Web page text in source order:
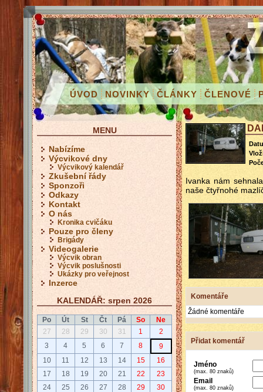
ÚVOD NOVINKY ČLÁNKY ČLENOVÉ
Ivanka nám
naše čtyřnohé
Komentáře
Žádné komentáře
Přidat komentář
Jméno
(max. 80 znaků)
Email
(max. 80 znaků)
MENU
Nabízíme
Výcvikové dny
Výcvikový kalendář
Zkušební řády
Sponzoři
Odkazy
Kontakt
O nás
Kronika cvičáku
Pouze pro členy
Brigády
Videogalerie
Výcvik obran
Výcvik poslušnosti
Ukázky pro veřejnost
Inzerce
KALENDÁŘ: srpen 2026
Po Út St Čt Pá So
Ne
27
28 29 30 31 1
2
3
4 5 6 7 8
9
10
11 12 13 14 15
16
17
18 19 20 21 22
23
24
25 26 27 28 29
30